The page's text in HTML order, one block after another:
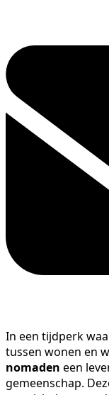
In een tijdperk
tussen wonen en
nomaden een
gemeenschap.